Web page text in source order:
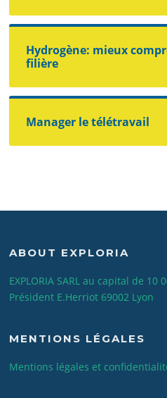
Hydrogène: mieux
filière
Manager le télétravail
ABOUT EXPLORIA
EXPLORIA SARL au capital de 10
Président E.Herriot 69002 Lyon
MENTIONS LÉGALES
Mentions légales et